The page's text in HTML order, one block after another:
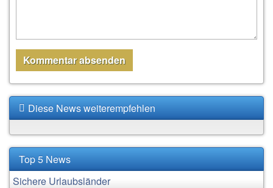
Diese News weiterempfehlen
Top 5 News
Sichere Urlaubsländer